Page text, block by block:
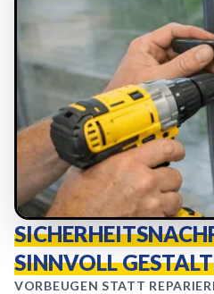
SINNVOLL
VORBEUGEN STATT